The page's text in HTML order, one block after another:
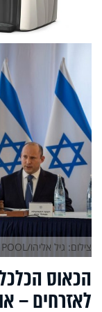
הכאוס
לאזרחים –
צילום: גיל אליהו/POOL